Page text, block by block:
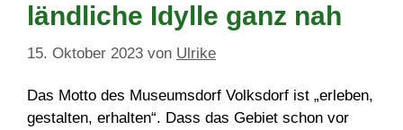
ländliche Idylle ganz nah
15. Oktober 2023 von Ulrike
Das Motto des Museumsdorf Volksdorf ist „erleben,
gestalten, erhalten“. Dass das Gebiet schon vor